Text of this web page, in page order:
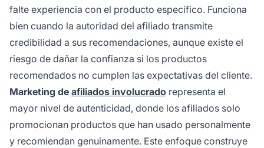
falte experiencia con el producto específico. Funciona
bien cuando la autoridad del afiliado transmite
credibilidad a sus recomendaciones, aunque existe el
riesgo de dañar la confianza si los productos
recomendados no cumplen las expectativas del cliente.
Marketing de afiliados involucrado representa el
mayor nivel de autenticidad, donde los afiliados solo
promocionan productos que han usado personalmente
y recomiendan genuinamente. Este enfoque construye